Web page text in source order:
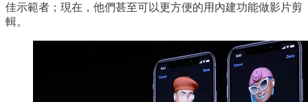
佳示範者；現在，他們甚至可以更方便的用內建功能做影片剪
輯。